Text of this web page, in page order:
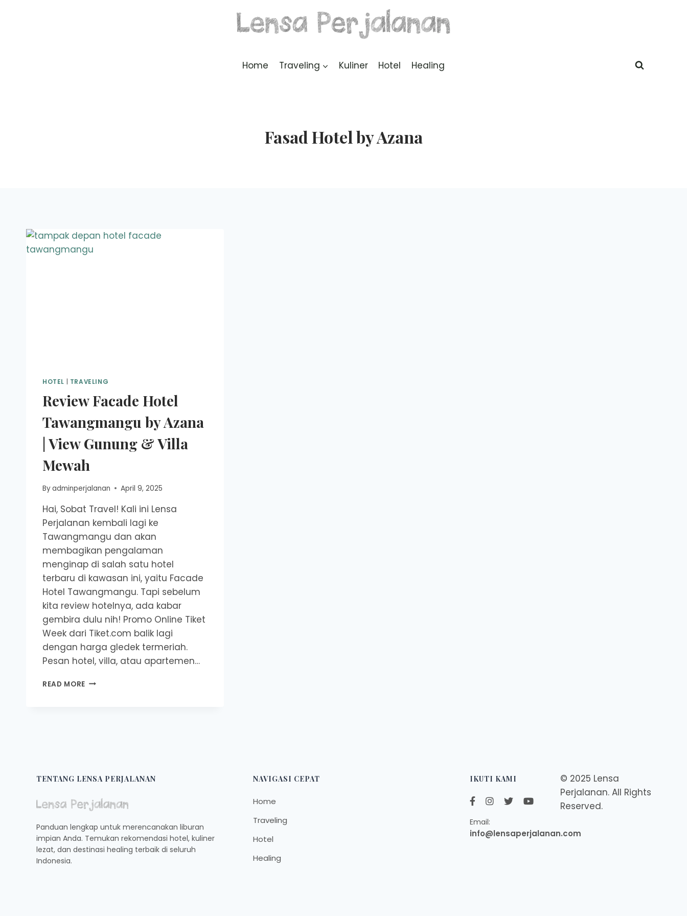
Home Traveling Kuliner Hotel Healing
Fasad Hotel by Azana
HOTEL TRAVELING
Review Facade Hotel
Tawangmangu by Azana
| View Gunung & Villa
Mewah
Byadminperjalanan April 9, 2025
Hai, Sobat Travel! Kali ini Lensa
Perjalanan kembali lagi ke
Tawangmangu dan akan
membagikan pengalaman
menginap di salah satu hotel
terbaru di kawasan ini, yaitu Facade
Hotel Tawangmangu. Tapi sebelum
kita review hotelnya, ada kabar
gembira dulu nih! Promo Online Tiket
Week dari Tiket.com balik lagi
dengan harga gledek termeriah.
Pesan hotel, villa, atau apartemen…
READ MORE REVIEW
&
MEWAH
TENTANG LENSA PERJALANAN
Panduan lengkap untuk merencanakan liburan
impian Anda. Temukan rekomendasi hotel, kuliner
lezat, dan destinasi healing terbaik di seluruh
Indonesia.
NAVIGASI CEPAT
Home
Traveling
Hotel
Healing
IKUTI KAMI
Email:
info@lensaperjalanan.com
© 2025 Lensa
Perjalanan. All Rights
Reserved.